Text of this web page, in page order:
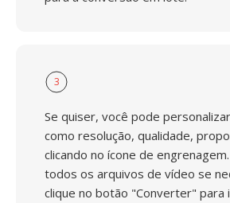
3
Se quiser, você pode
como resolução, qualidade,
clicando no ícone de
todos os arquivos de vídeo se
clique no botão "Converter" para